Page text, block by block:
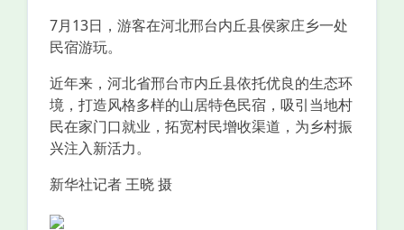
7月13日，游客在河北邢台内丘县侯家庄乡一处
民宿游玩。
近年来，河北省邢台市内丘县依托优良的生态环
境，打造风格多样的山居特色民宿，吸引当地村
民在家门口就业，拓宽村民增收渠道，为乡村振
兴注入新活力。
新华社记者 王晓 摄